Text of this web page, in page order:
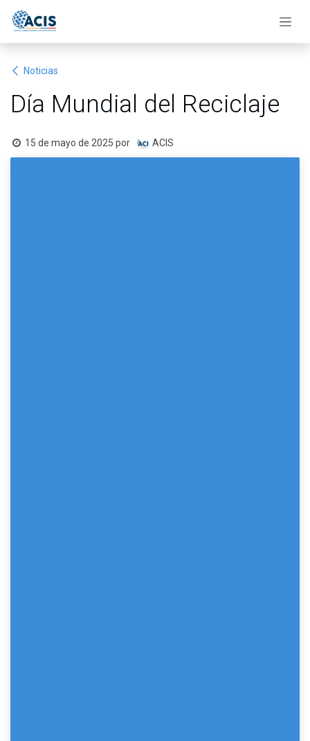
Noticias
Día Mundial del Reciclaje
15 de mayo de 2025 por ACIS